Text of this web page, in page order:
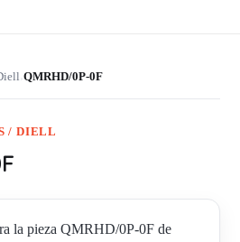
›QMRHD/0P-0F
/ DIELL
la pieza QMRHD/0P-0F de